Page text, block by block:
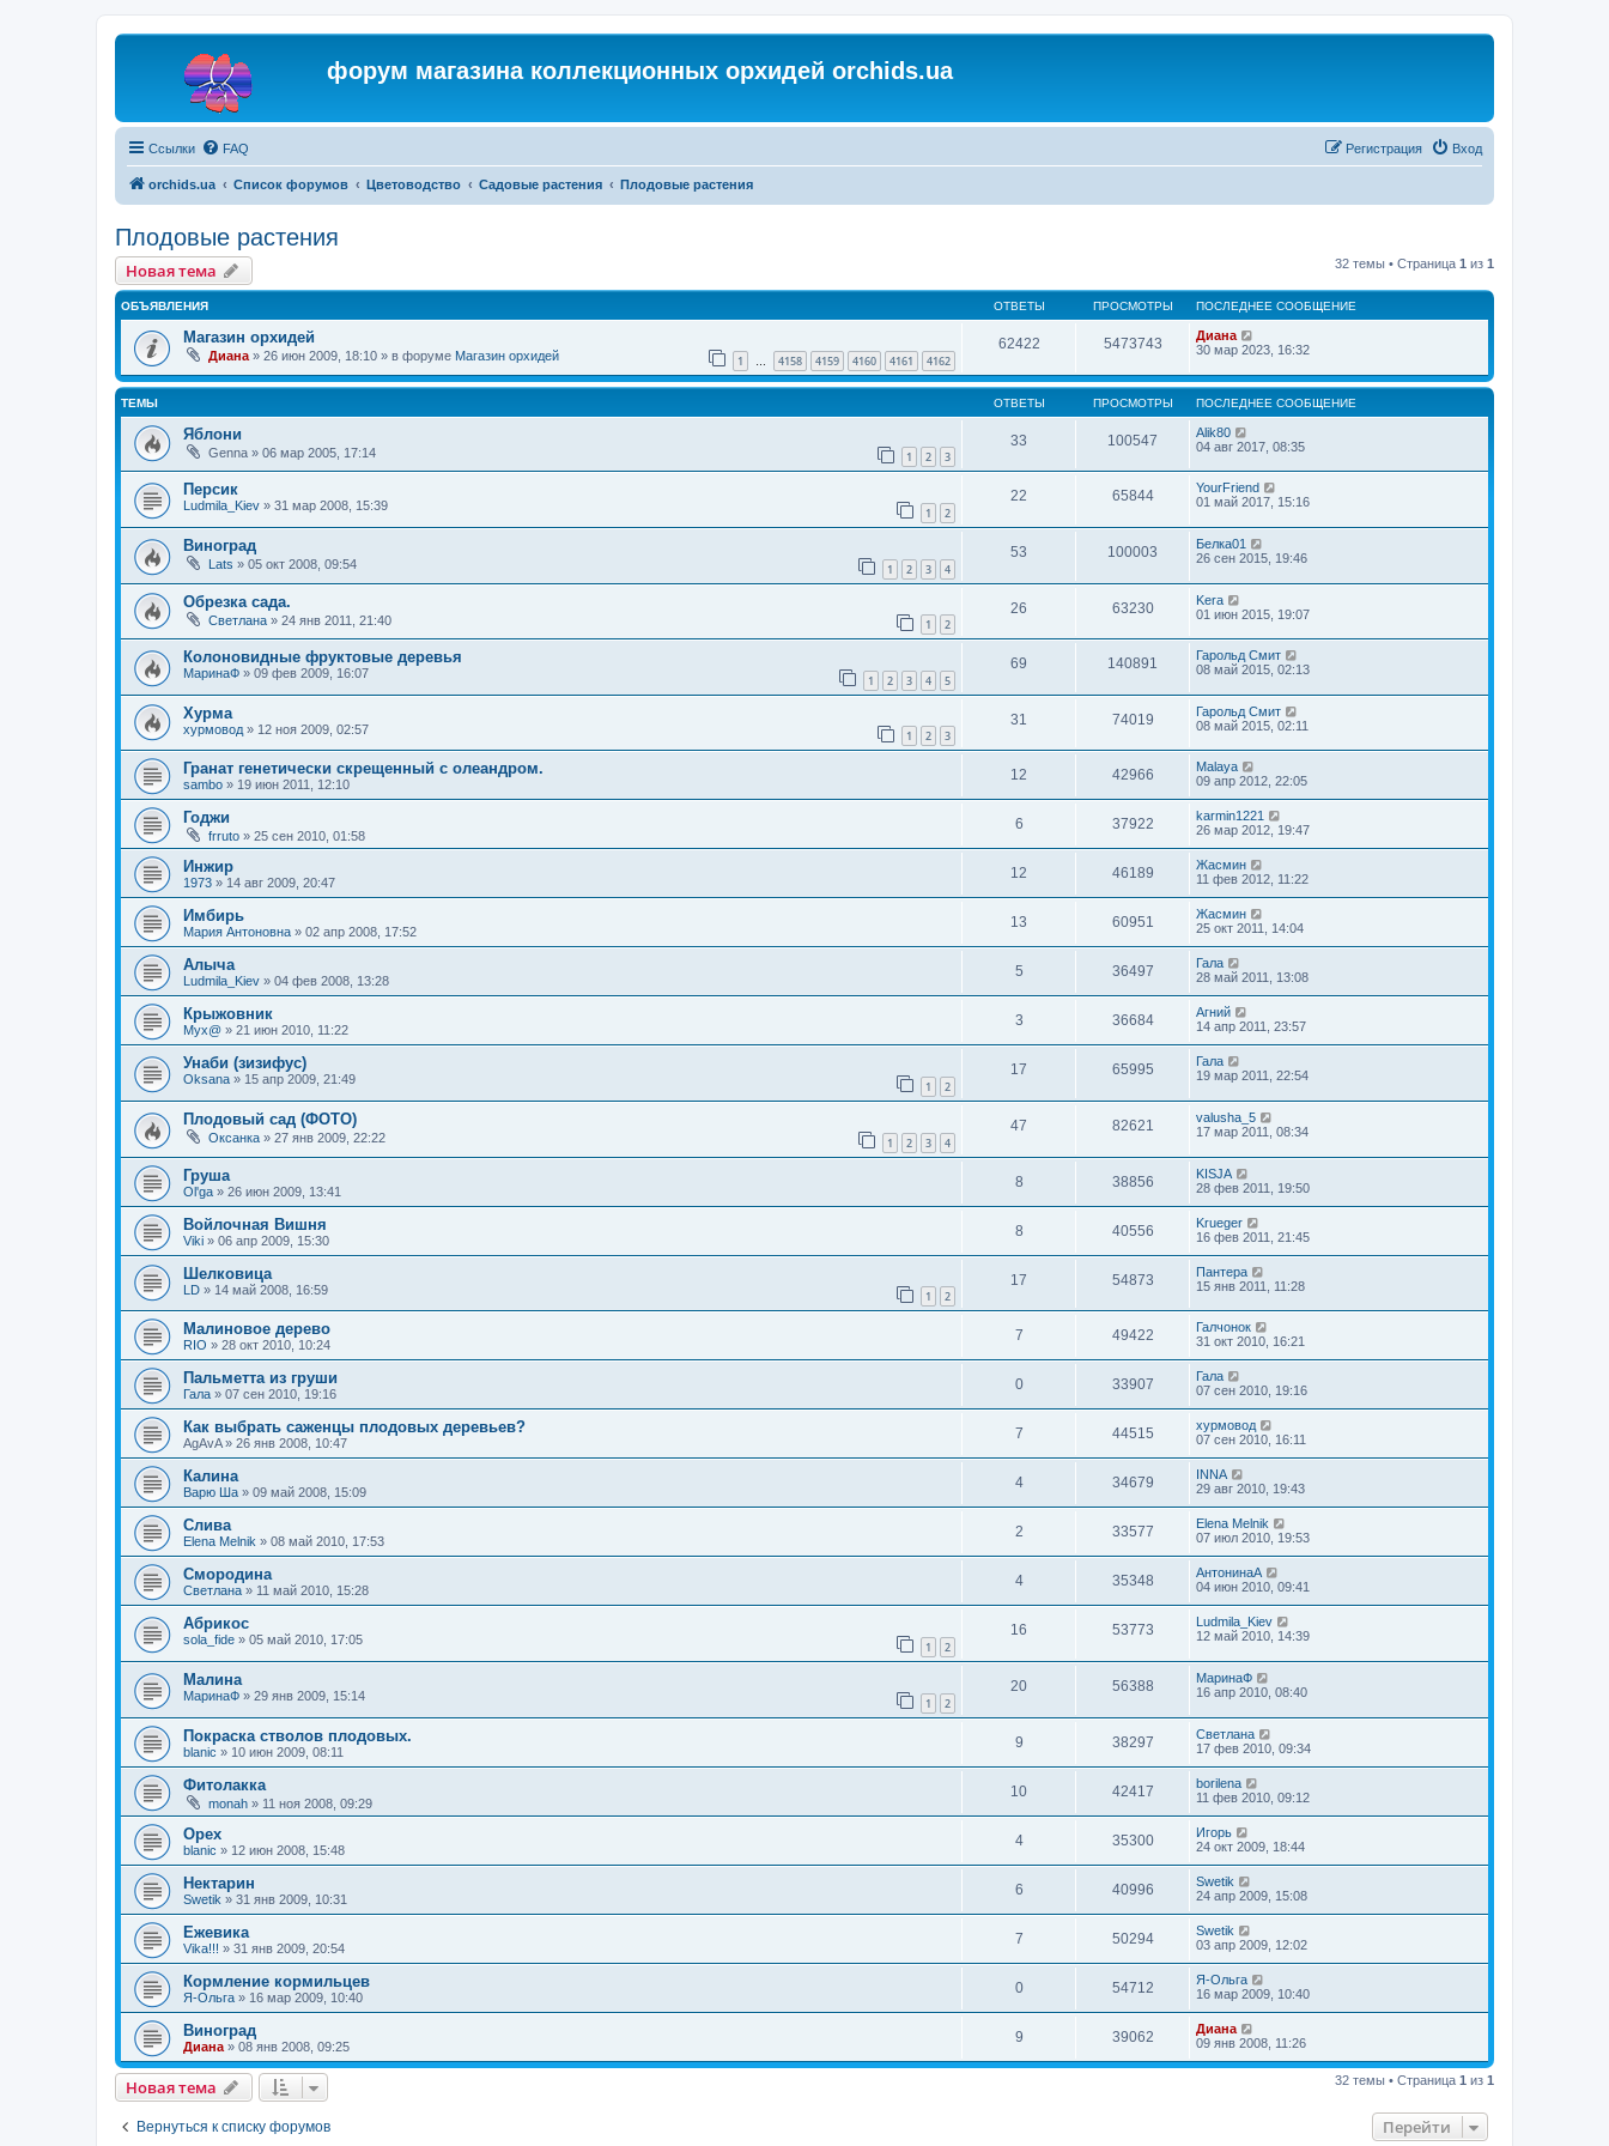
форум магазина коллекционных орхидей orchids.ua
Ссылки FAQ Вход
Регистрация
orchids.ua Список форумов Цветоводство Садовые растения Плодовые растения
Плодовые растения
Новая тема 32 темы • Страница 1 из 1
ОБЪЯВЛЕНИЯ ОТВЕТЫ ПРОСМОТРЫ ПОСЛЕДНЕЕ СООБЩЕНИЕ
Магазин орхидей
Диана » 26 июн 2009, 18:10 » в форуме Магазин орхидей 1 … 4158 4159 4160 4161 4162
62422 5473743
Диана
30 мар 2023, 16:32
ТЕМЫ ОТВЕТЫ ПРОСМОТРЫ ПОСЛЕДНЕЕ СООБЩЕНИЕ
Яблони
Genna » 06 мар 2005, 17:14 1 2 3
33 100547
Alik80
04 авг 2017, 08:35
Персик
Ludmila_Kiev » 31 мар 2008, 15:39 1 2
22 65844
YourFriend
01 май 2017, 15:16
Виноград
Lats » 05 окт 2008, 09:54 1 2 3 4
53 100003
Белка01
26 сен 2015, 19:46
Обрезка сада.
Светлана » 24 янв 2011, 21:40 1 2
26 63230
Kera
01 июн 2015, 19:07
Колоновидные фруктовые деревья
МаринаФ » 09 фев 2009, 16:07 1 2 3 4 5
69 140891
Гарольд Смит
08 май 2015, 02:13
Хурма
хурмовод » 12 ноя 2009, 02:57 1 2 3
31 74019
Гарольд Смит
08 май 2015, 02:11
Гранат генетически скрещенный с олеандром.
sambo » 19 июн 2011, 12:10
12 42966
Malaya
09 апр 2012, 22:05
Годжи
frruto » 25 сен 2010, 01:58
6 37922
karmin1221
26 мар 2012, 19:47
Инжир
1973 » 14 авг 2009, 20:47
12 46189
Жасмин
11 фев 2012, 11:22
Имбирь
Мария Антоновна » 02 апр 2008, 17:52
13 60951
Жасмин
25 окт 2011, 14:04
Алыча
Ludmila_Kiev » 04 фев 2008, 13:28
5 36497
Гала
28 май 2011, 13:08
Крыжовник
Myx@ » 21 июн 2010, 11:22
3 36684
Агний
14 апр 2011, 23:57
Унаби (зизифус)
Oksana » 15 апр 2009, 21:49 1 2
17 65995
Гала
19 мар 2011, 22:54
Плодовый сад (ФОТО)
Оксанка » 27 янв 2009, 22:22 1 2 3 4
47 82621
valusha_5
17 мар 2011, 08:34
Груша
Ol'ga » 26 июн 2009, 13:41
8 38856
KISJA
28 фев 2011, 19:50
Войлочная Вишня
Viki » 06 апр 2009, 15:30
8 40556
Krueger
16 фев 2011, 21:45
Шелковица
LD » 14 май 2008, 16:59 1 2
17 54873
Пантера
15 янв 2011, 11:28
Малиновое дерево
RIO » 28 окт 2010, 10:24
7 49422
Галчонок
31 окт 2010, 16:21
Пальметта из груши
Гала » 07 сен 2010, 19:16
0 33907
Гала
07 сен 2010, 19:16
Как выбрать саженцы плодовых деревьев?
AgAvA» 26 янв 2008, 10:47
7 44515
хурмовод
07 сен 2010, 16:11
Калина
Варю Ша » 09 май 2008, 15:09
4 34679
INNA
29 авг 2010, 19:43
Слива
Elena Melnik » 08 май 2010, 17:53
2 33577
Elena Melnik
07 июл 2010, 19:53
Смородина
Светлана » 11 май 2010, 15:28
4 35348
АнтонинаА
04 июн 2010, 09:41
Абрикос
sola_fide » 05 май 2010, 17:05 1 2
16 53773
Ludmila_Kiev
12 май 2010, 14:39
Малина
МаринаФ » 29 янв 2009, 15:14 1 2
20 56388
МаринаФ
16 апр 2010, 08:40
Покраска стволов плодовых.
blanic » 10 июн 2009, 08:11
9 38297
Светлана
17 фев 2010, 09:34
Фитолакка
monah » 11 ноя 2008, 09:29
10 42417
borilena
11 фев 2010, 09:12
Орех
blanic » 12 июн 2008, 15:48
4 35300
Игорь
24 окт 2009, 18:44
Нектарин
Swetik » 31 янв 2009, 10:31
6 40996
Swetik
24 апр 2009, 15:08
Ежевика
Vika!!! » 31 янв 2009, 20:54
7 50294
Swetik
03 апр 2009, 12:02
Кормление кормильцев
Я-Ольга » 16 мар 2009, 10:40
0 54712
Я-Ольга
16 мар 2009, 10:40
Виноград
Диана » 08 янв 2008, 09:25
9 39062
Диана
09 янв 2008, 11:26
Новая тема 32 темы • Страница 1 из 1
Вернуться к списку форумов Перейти